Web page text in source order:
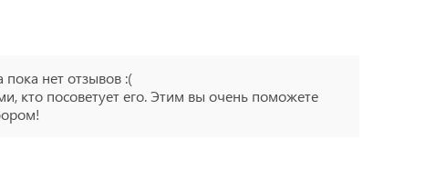
пока нет отзывов :(
кто посоветует его. Этим вы очень поможете